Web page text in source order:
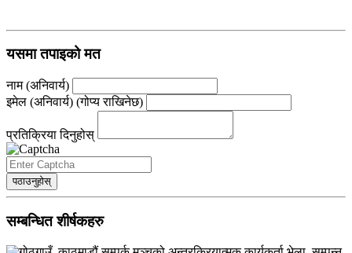
यसमा तपाइको मत
नाम (अनिवार्य)
इमेल (अनिवार्य) (गोप्य राखिनेछ)
प्रतिक्रिया दिनुहोस्
पठाउनुहोस्
सम्बन्धित शीर्षकहरु